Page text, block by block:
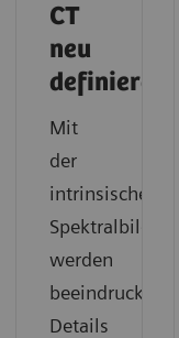
CT
neu
definieren
Mit
der
intrinsischen
werden
beeindruckende
Details